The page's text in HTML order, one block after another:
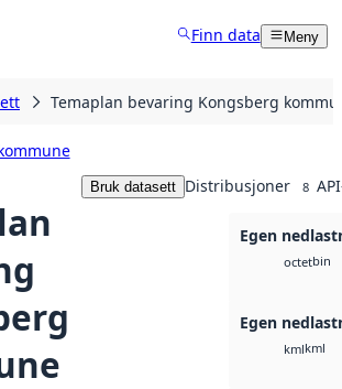
Finn data Meny
Temaplan bevaring Kongsberg
Bruk datasett Distribusjoner 8
Egen
octetbin
Egen
kmlkml